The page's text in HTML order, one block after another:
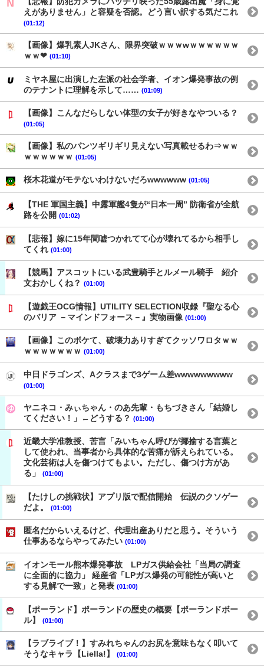
えがありません」と容疑を否認。どう言い訳する気だこれ
(01:12)
【画像】爆乳素人JKさん、限界突破ｗｗｗwｗｗｗｗｗｗ
ｗｗ❤ (01:10)
ミヤネ屋に出演した左派の社会学者、イオン爆発事故の例
のテナントに理解を示して…… (01:09)
【画像】こんなだらしない体型の女子が好きなやついる？
(01:05)
【画像】私のパンツギリギリ見えない写真載せるわ⇒ｗｗ
ｗｗｗｗｗｗ (01:05)
桜木花道がモテないわけないだろwwwwww (01:05)
【THE 軍国主義】中露軍艦4隻が“日本一周” 防衛省が全航
路を公開 (01:02)
【悲報】嫁に15年間嘘つかれてて心が壊れてるから相手し
てくれ (01:00)
【競馬】アスコットにいる武豊騎手とルメール騎手 紹介
文おかしくね？ (01:00)
【遊戯王OCG情報】UTILITY SELECTION収録『聖なる心
のバリア －マインドフォース－』実物画像 (01:00)
【画像】このボケて、破壊力ありすぎてクッソワロタｗｗ
ｗｗｗｗｗｗｗ (01:00)
中日ドラゴンズ、Aクラスまで3ゲーム差wwwwwwwww
(01:00)
ヤニネコ・みぃちゃん・のあ先輩・もちづきさん「結婚し
てください！」←どうする？ (01:00)
近畿大学准教授、苦言「みいちゃん呼びが揶揄する言葉と
して使われ、当事者から具体的な苦痛が訴えられている。
文化芸術は人を傷つけてもよい。ただし、傷つけ方があ
る」
(01:00)
【たけしの挑戦状】アプリ版で配信開始 伝説のクソゲー
だよ。
(01:00)
匿名だからいえるけど、代理出産ありだと思う。そういう
仕事あるならやってみたい (01:00)
イオンモール熊本爆発事故 LPガス供給会社「当局の調査
に全面的に協力」 経産省「LPガス爆発の可能性が高いと
する見解で一致」と発表 (01:00)
【ポーランド】ポーランドの歴史の概要【ポーランドボー
ル】
(01:00)
【ラブライブ！】すみれちゃんのお尻を意味もなく叩いて
そうなキャラ【Liella!】
(01:00)